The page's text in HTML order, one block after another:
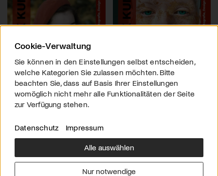
Über uns
Downloads
Werben
Impressum
Cookie-Verwaltung
Sie können in den Einstellungen selbst entscheiden,
welche Kategorien Sie zulassen möchten. Bitte
beachten Sie, dass auf Basis Ihrer Einstellungen
womöglich nicht mehr alle Funktionalitäten der Seite
zur Verfügung stehen.
Datenschutz Impressum
Alle auswählen
Nur notwendige